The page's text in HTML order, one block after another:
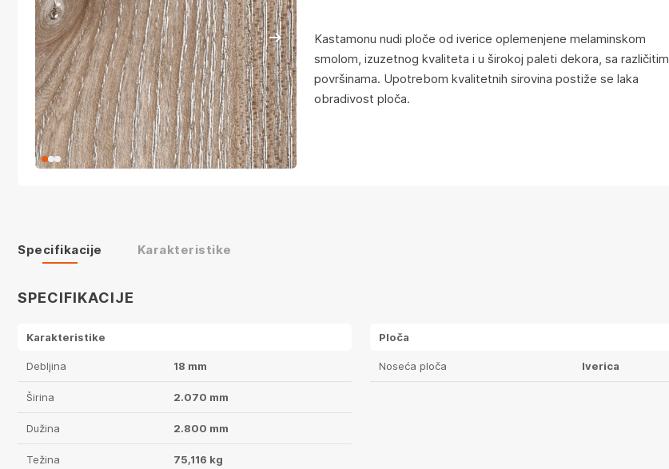
Kastamonu nudi ploče od iverice oplemenjene melaminskom
smolom, izuzetnog kvaliteta i u širokoj paleti dekora, sa različitim
površinama. Upotrebom kvalitetnih sirovina postiže se laka
obradivost ploča.
Specifikacije Karakteristike
SPECIFIKACIJE
Karakteristike
Debljina 18 mm
Širina 2.070 mm
Dužina 2.800 mm
Težina 75,116 kg
Ploča
Noseća ploča Iverica